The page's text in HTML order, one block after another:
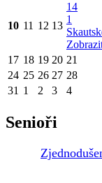
10 11 12 13
14
1
17 18 19 20 21
24 25 26 27 28
31 1 2 3 4
Senioři